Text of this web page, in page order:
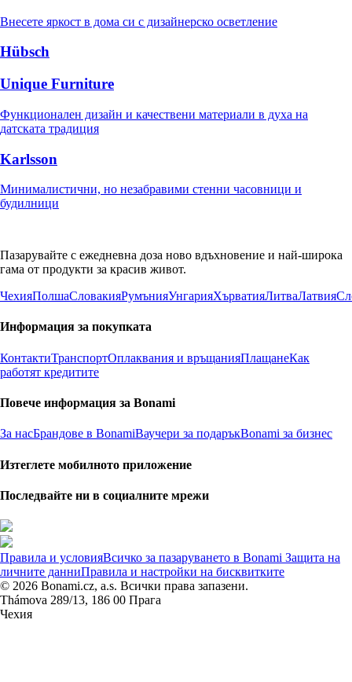
Внесете яркост в дома си с дизайнерско осветление
Hübsch
Unique Furniture
Функционален дизайн и качествени материали в духа на
датската традиция
Karlsson
Минималистични, но незабравими стенни часовници и
будилници
Пазарувайте с ежедневна доза ново вдъхновение и най-широка
гама от продукти за красив живот.
ЧехияПолшаСловакияРумънияУнгарияХърватияЛитваЛатвия
Информация за покупката
КонтактиТранспортОплаквания и връщанияПлащанеКак
работят кредитите
Повече информация за Bonami
За насБрандове в BonamiВаучери за подаръкBonami за бизнес
Изтеглете мобилното приложение
Последвайте ни в социалните мрежи
Правила и условияВсичко за пазаруването в Bonami Защита на
личните данниПравила и настройки на бисквитките
© 2026 Bonami.cz, a.s. Всички права запазени.
Thámova 289/13, 186 00 Прага
Чехия